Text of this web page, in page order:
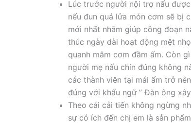
Lúc trước người nội trợ nấu
nếu đun quá lửa món cơm sẽ bị
mới nhất nhằm giúp công đoạn
thúc ngày dài hoạt động mệt
quanh mâm cơm đầm ấm. Còn
người mẹ nấu chín đúng không
các thành viên tại mái ấm trở
đúng với khẩu ngữ ” Đàn ông
Theo cái cải tiến không ngừng
sự có ích đến chị em là sản